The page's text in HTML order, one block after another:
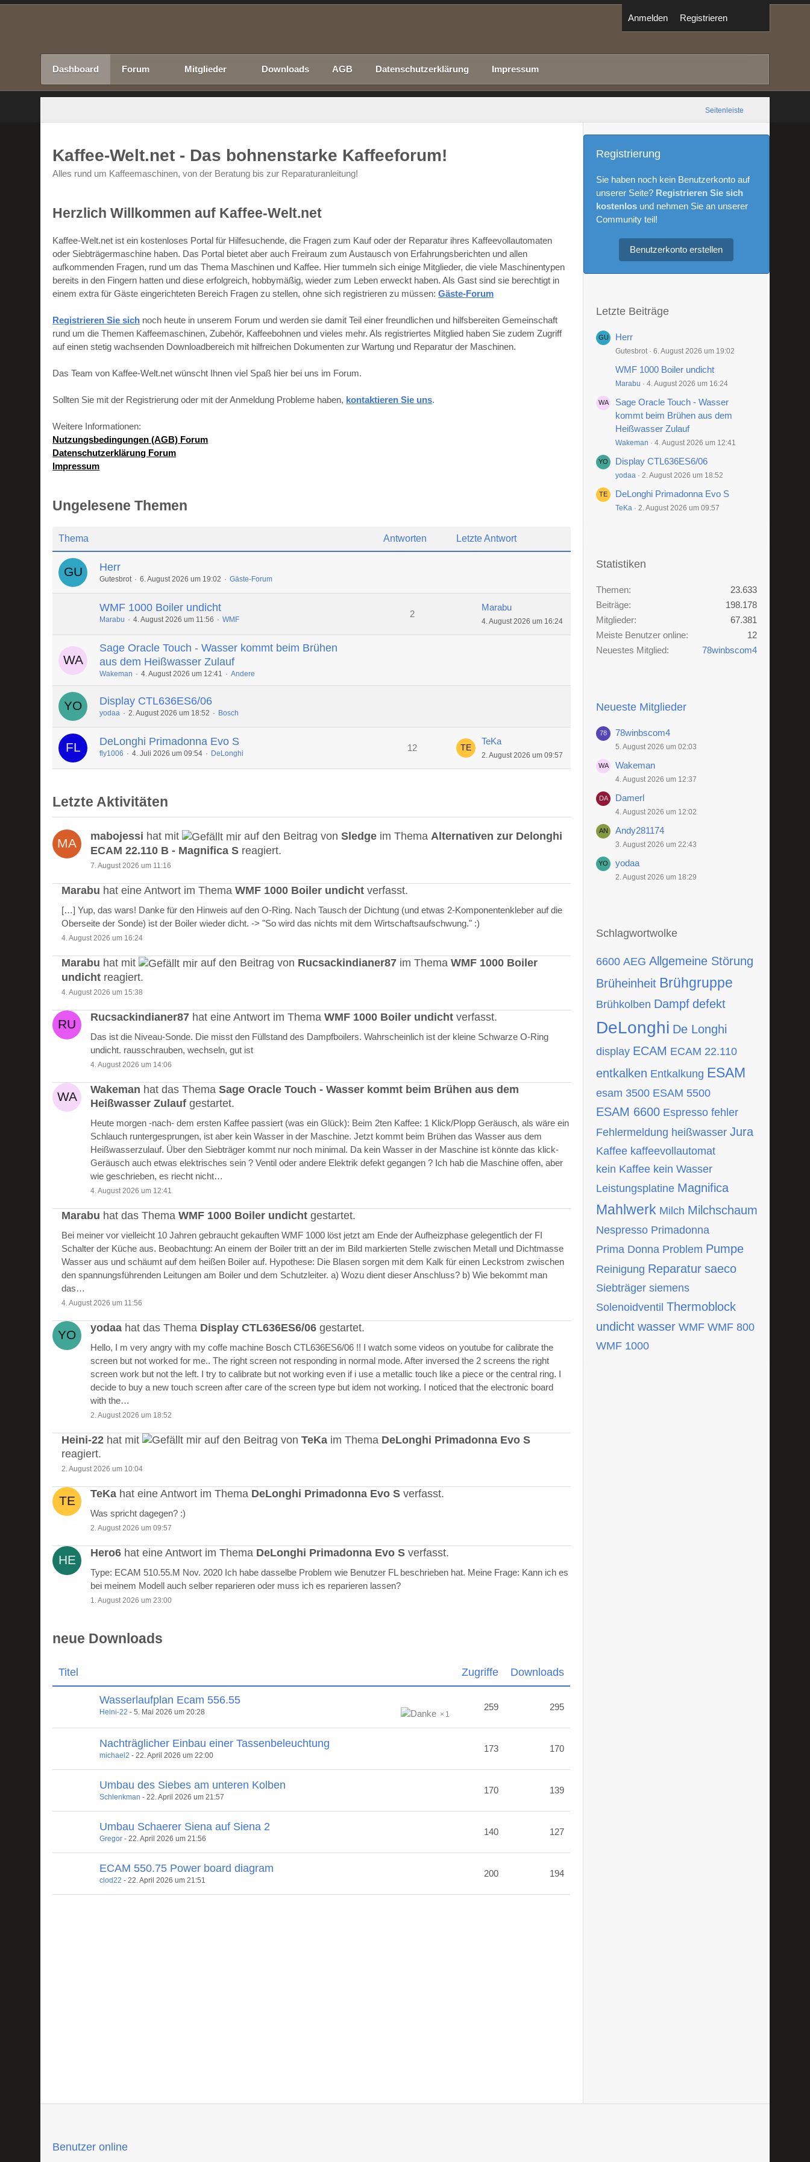
Anmelden Registrieren
Dashboard Forum Mitglieder Downloads AGB Datenschutzerklärung Impressum
Seitenleiste
Kaffee-Welt.net - Das bohnenstarke Kaffeeforum!
Alles rund um Kaffeemaschinen, von der Beratung bis zur Reparaturanleitung!
Herzlich Willkommen auf Kaffee-Welt.net
Kaffee-Welt.net ist ein kostenloses Portal für Hilfesuchende, die Fragen zum Kauf oder der Reparatur ihres Kaffeevollautomaten
oder Siebträgermaschine haben. Das Portal bietet aber auch Freiraum zum Austausch von Erfahrungsberichten und allen
aufkommenden Fragen, rund um das Thema Maschinen und Kaffee. Hier tummeln sich einige Mitglieder, die viele Maschinentypen
bereits in den Fingern hatten und diese erfolgreich, hobbymäßig, wieder zum Leben erweckt haben. Als Gast sind sie berechtigt in
einem extra für Gäste eingerichteten Bereich Fragen zu stellen, ohne sich registrieren zu müssen:Gäste-Forum
Registrieren Sie sich noch heute in unserem Forum und werden sie damit Teil einer freundlichen und hilfsbereiten Gemeinschaft
rund um die Themen Kaffeemaschinen, Zubehör, Kaffeebohnen und vieles mehr. Als registriertes Mitglied haben Sie zudem Zugriff
auf einen stetig wachsenden Downloadbereich mit hilfreichen Dokumenten zur Wartung und Reparatur der Maschinen.
Das Team von Kaffee-Welt.net wünscht Ihnen viel Spaß hier bei uns im Forum.
Sollten Sie mit der Registrierung oder mit der Anmeldung Probleme haben, kontaktieren Sie uns.
Weitere Informationen:
Nutzungsbedingungen (AGB) Forum
Datenschutzerklärung Forum
Impressum
Ungelesene Themen
Thema Antworten Letzte Antwort
Herr
Gutesbrot 6. August 2026 um 19:02 Gäste-Forum
WMF 1000 Boiler undicht
Marabu 4. August 2026 um 11:56 WMF
2
Marabu
4. August 2026 um 16:24
Sage Oracle Touch - Wasser kommt beim Brühen
aus dem Heißwasser Zulauf
Wakeman 4. August 2026 um 12:41 Andere
Display CTL636ES6/06
yodaa 2. August 2026 um 18:52 Bosch
DeLonghi Primadonna Evo S
fly1006 4. Juli 2026 um 09:54 DeLonghi
12
TeKa
2. August 2026 um 09:57
Letzte Aktivitäten
mabojessi hat mit auf den Beitrag vonSledge im ThemaAlternativen zur Delonghi
ECAM 22.110 B - Magnifica S reagiert.
7. August 2026 um 11:16
Marabu hat eine Antwort im ThemaWMF 1000 Boiler undicht verfasst.
[…] Yup, das wars! Danke für den Hinweis auf den O-Ring. Nach Tausch der Dichtung (und etwas 2-Komponentenkleber auf die
Oberseite der Sonde) ist der Boiler wieder dicht. -> "So wird das nichts mit dem Wirtschaftsaufschwung." :)
4. August 2026 um 16:24
Marabu hat mit auf den Beitrag von Rucsackindianer87 im ThemaWMF 1000 Boiler
undicht reagiert.
4. August 2026 um 15:38
Rucsackindianer87 hat eine Antwort im ThemaWMF 1000 Boiler undicht verfasst.
Das ist die Niveau-Sonde. Die misst den Füllstand des Dampfboilers. Wahrscheinlich ist der kleine Schwarze O-Ring
undicht. rausschrauben, wechseln, gut ist
4. August 2026 um 14:06
Wakeman hat das ThemaSage Oracle Touch - Wasser kommt beim Brühen aus dem
Heißwasser Zulauf gestartet.
Heute morgen -nach- dem ersten Kaffee passiert (was ein Glück): Beim 2ten Kaffee: 1 Klick/Plopp Geräusch, als wäre ein
Schlauch runtergesprungen, ist aber kein Wasser in der Maschine. Jetzt kommt beim Brühen das Wasser aus dem
Heißwasserzulauf. Über den Siebträger kommt nur noch minimal. Da kein Wasser in der Maschine ist könnte das klick-
Geräusch auch etwas elektrisches sein ? Ventil oder andere Elektrik defekt gegangen ? Ich hab die Maschine offen, aber
wie geschrieben, es riecht nicht…
4. August 2026 um 12:41
Marabu hat das ThemaWMF 1000 Boiler undicht gestartet.
Bei meiner vor vielleicht 10 Jahren gebraucht gekauften WMF 1000 löst jetzt am Ende der Aufheizphase gelegentlich der FI
Schalter der Küche aus. Beobachtung: An einem der Boiler tritt an der im Bild markierten Stelle zwischen Metall und Dichtmasse
Wasser aus und schäumt auf dem heißen Boiler auf. Hypothese: Die Blasen sorgen mit dem Kalk für einen Leckstrom zwischen
den spannungsführenden Leitungen am Boiler und dem Schutzleiter. a) Wozu dient dieser Anschluss? b) Wie bekommt man
das…
4. August 2026 um 11:56
yodaa hat das Thema Display CTL636ES6/06 gestartet.
Hello, I m very angry with my coffe machine Bosch CTL636ES6/06 !! I watch some videos on youtube for calibrate the
screen but not worked for me.. The right screen not responding in normal mode. After inversed the 2 screens the right
screen work but not the left. I try to calibrate but not working even if i use a metallic touch like a piece or the central ring. I
decide to buy a new touch screen after care of the screen type but idem not working. I noticed that the electronic board
with the…
2. August 2026 um 18:52
Heini-22 hat mit auf den Beitrag vonTeKa im Thema DeLonghi Primadonna Evo S
reagiert.
2. August 2026 um 10:04
TeKa hat eine Antwort im Thema DeLonghi Primadonna Evo S verfasst.
Was spricht dagegen? :)
2. August 2026 um 09:57
Hero6 hat eine Antwort im Thema DeLonghi Primadonna Evo S verfasst.
Type: ECAM 510.55.M Nov. 2020 Ich habe dasselbe Problem wie Benutzer FL beschrieben hat. Meine Frage: Kann ich es
bei meinem Modell auch selber reparieren oder muss ich es reparieren lassen?
1. August 2026 um 23:00
neue Downloads
Titel Zugriffe Downloads
Wasserlaufplan Ecam 556.55
1
Heini-22 -5. Mai 2026 um 20:28 259 295
Nachträglicher Einbau einer Tassenbeleuchtung
michael2 -22. April 2026 um 22:00
173 170
Umbau des Siebes am unteren Kolben
Schlenkman -22. April 2026 um 21:57
170 139
Umbau Schaerer Siena auf Siena 2
Gregor -22. April 2026 um 21:56
140 127
ECAM 550.75 Power board diagram
clod22 -22. April 2026 um 21:51
200 194
Registrierung
Sie haben noch kein Benutzerkonto auf
unserer Seite? Registrieren Sie sich
kostenlosund nehmen Sie an unserer
Community teil!
Benutzerkonto erstellen
Letzte Beiträge
Herr
Gutesbrot 6. August 2026 um 19:02
WMF 1000 Boiler undicht
Marabu 4. August 2026 um 16:24
Sage Oracle Touch - Wasser
kommt beim Brühen aus dem
Heißwasser Zulauf
Wakeman 4. August 2026 um 12:41
Display CTL636ES6/06
yodaa 2. August 2026 um 18:52
DeLonghi Primadonna Evo S
TeKa 2. August 2026 um 09:57
Statistiken
Themen
23.633
Beiträge
198.178
Mitglieder
67.381
Meiste Benutzer online
12
Neuestes Mitglied
78winbscom4
Neueste Mitglieder
78winbscom4
5. August 2026 um 02:03
Wakeman
4. August 2026 um 12:37
Damerl
4. August 2026 um 12:02
Andy281174
3. August 2026 um 22:43
yodaa
2. August 2026 um 18:29
Schlagwortwolke
6600 AEG Allgemeine Störung
Brüheinheit Brühgruppe
Brühkolben Dampf defekt
DeLonghi De Longhi
display ECAM ECAM 22.110
entkalken Entkalkung ESAM
esam 3500 ESAM 5500
ESAM 6600 Espresso fehler
Fehlermeldung heißwasser Jura
Kaffee kaffeevollautomat
kein Kaffee kein Wasser
Leistungsplatine Magnifica
Mahlwerk Milch Milchschaum
Nespresso Primadonna
Prima Donna Problem Pumpe
Reinigung Reparatur saeco
Siebträger siemens
Solenoidventil Thermoblock
undicht wasser WMF WMF 800
WMF 1000
Benutzer online